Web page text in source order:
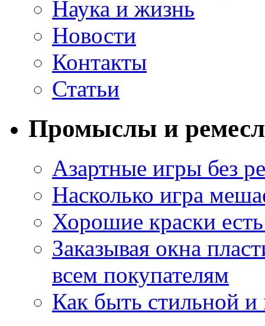
Наука и жизнь
Новости
Контакты
Статьи
Промыслы и
Азартные игры без
Насколько игра
Хорошие краски
Заказывая окна
всем покупателям
Как быть стильной